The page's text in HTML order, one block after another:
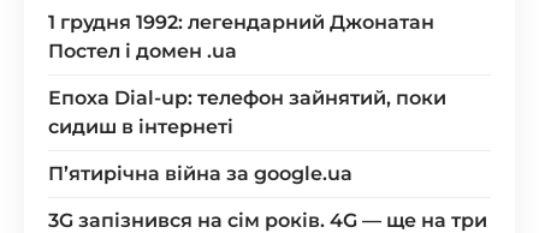
1 грудня 1992: легендарний Джонатан
Постел і домен .ua
Епоха Dial-up: телефон зайнятий, поки
сидиш в інтернеті
П’ятирічна війна за google.ua
3G запізнився на сім років. 4G — ще на три